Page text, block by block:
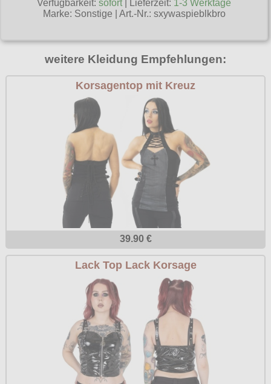
Poizen Industries
Relco
Restyle
Rockabella
Sinister
Spin Doctor
Surplus
Vixxsin
Voodoo Vixen
Warrior Clothing
Punkrock
Rockabilly
Mods
Verfügbarkeit:sofort | Lieferzeit: 1-3 Werktage
Marke: Sonstige Art.-Nr.: sxywaspieblkbro
weitere Kleidung Empfehlungen:
Korsagentop mit Kreuz
39.90 €
Lack Top Lack Korsage